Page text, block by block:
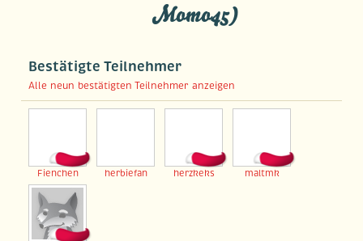
Momo45)
Bestätigte Teilnehmer
Alle neun bestätigten Teilnehmer anzeigen
Fienchen herbiefan herzkeks maltmk